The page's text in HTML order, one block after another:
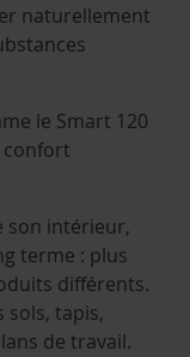
naturellement
le Smart 120
confort
son intérieur,
terme : plus
différents.
sols, tapis,
de travail.